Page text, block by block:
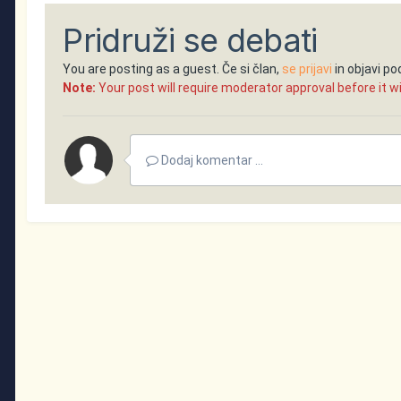
Pridruži se debati
You are posting as a guest. Če si član, se prijavi in objavi
Note: Your post will require moderator approval before it
Dodaj komentar ...